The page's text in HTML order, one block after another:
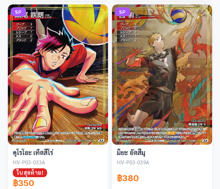
SP
คุโรโอะ เท็ตสึโร่
HV-P03-033A
ใบสุดท้าย!
฿350
SP
มิยะ อัตสึมุ
HV-P03-039A
฿380